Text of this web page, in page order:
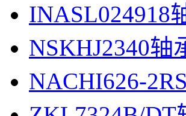
INASL024918
NSKHJ2340轴
NACHI626-